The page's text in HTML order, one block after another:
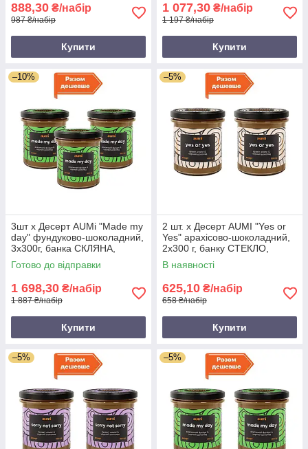
888,30 ₴/набір
987 ₴/набір
Купити
1 077,30 ₴/набір
1 197 ₴/набір
Купити
–10%
3шт х Десерт AUMi "Made my
day" фундуково-шоколадний,
3х300г, банка СКЛЯНА,
фундукова паста з чорним
шоколадом
Готово до відправки
1 698,30 ₴/набір
1 887 ₴/набір
Купити
–5%
2 шт. х Десерт AUMI "Yes or
Yes" арахісово-шоколадний,
2х300 г, банку СТЕКЛО,
арахісова паста, шоколад і
кокос
В наявності
625,10 ₴/набір
658 ₴/набір
Купити
–5% –5%